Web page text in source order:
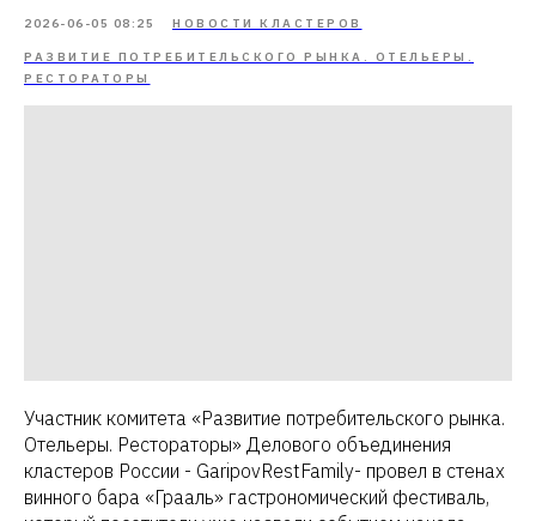
2026-06-05 08:25 НОВОСТИ КЛАСТЕРОВ
РАЗВИТИЕ ПОТРЕБИТЕЛЬСКОГО РЫНКА. ОТЕЛЬЕРЫ.
РЕСТОРАТОРЫ
Участник комитета «Развитие потребительского рынка.
Отельеры. Рестораторы» Делового объединения
кластеров России - GaripovRestFamily- провел в стенах
винного бара «Грааль» гастрономический фестиваль,